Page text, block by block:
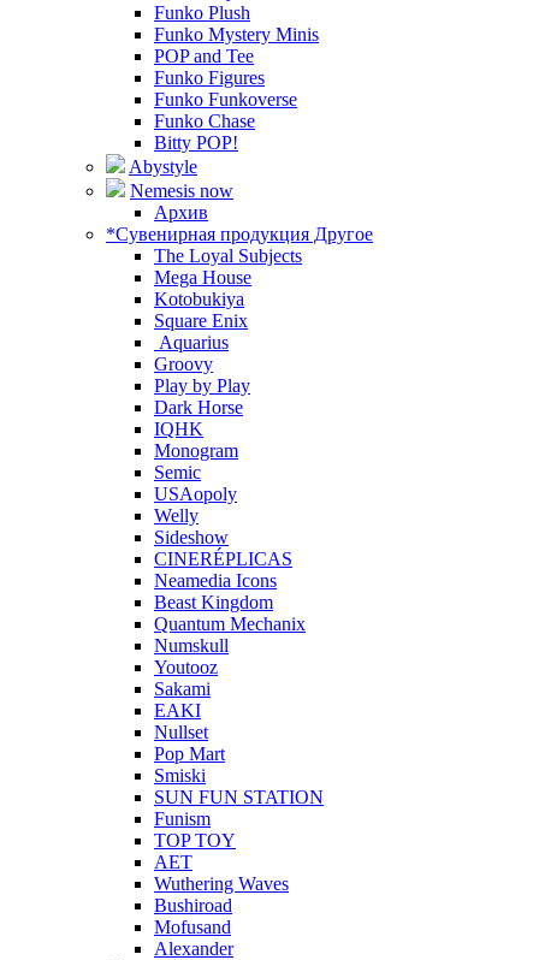
Funko Plush
Funko Mystery Minis
POP and Tee
Funko Figures
Funko Funkoverse
Funko Chase
Bitty POP!
Abystyle
Nemesis now
Архив
*Сувенирная продукция Другое
The Loyal Subjects
Mega House
Kotobukiya
Square Enix
Aquarius
Groovy
Play by Play
Dark Horse
IQHK
Monogram
Semic
USAopoly
Welly
Sideshow
CINERÉPLICAS
Neamedia Icons
Beast Kingdom
Quantum Mechanix
Numskull
Youtooz
Sakami
EAKI
Nullset
Pop Mart
Smiski
SUN FUN STATION
Funism
TOP TOY
AET
Wuthering Waves
Bushiroad
Mofusand
Alexander